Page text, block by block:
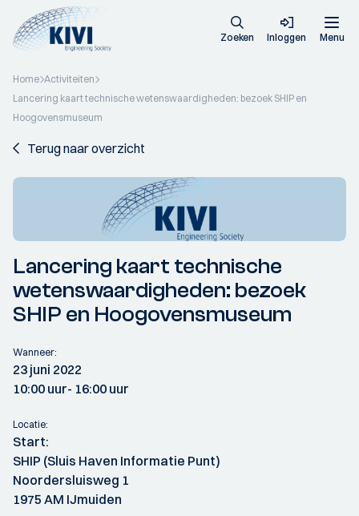
Zoeken Inloggen Menu
Home Activiteiten
Lancering kaart technische wetenswaardigheden: bezoek SHIP en
Hoogovensmuseum
Terug naar overzicht
Lancering kaart technische
wetenswaardigheden: bezoek
SHIP en Hoogovensmuseum
Wanneer:
23 juni 2022
10:00 uur- 16:00 uur
Locatie:
Start:
SHIP (Sluis Haven Informatie Punt)
Noordersluisweg 1
1975 AM IJmuiden